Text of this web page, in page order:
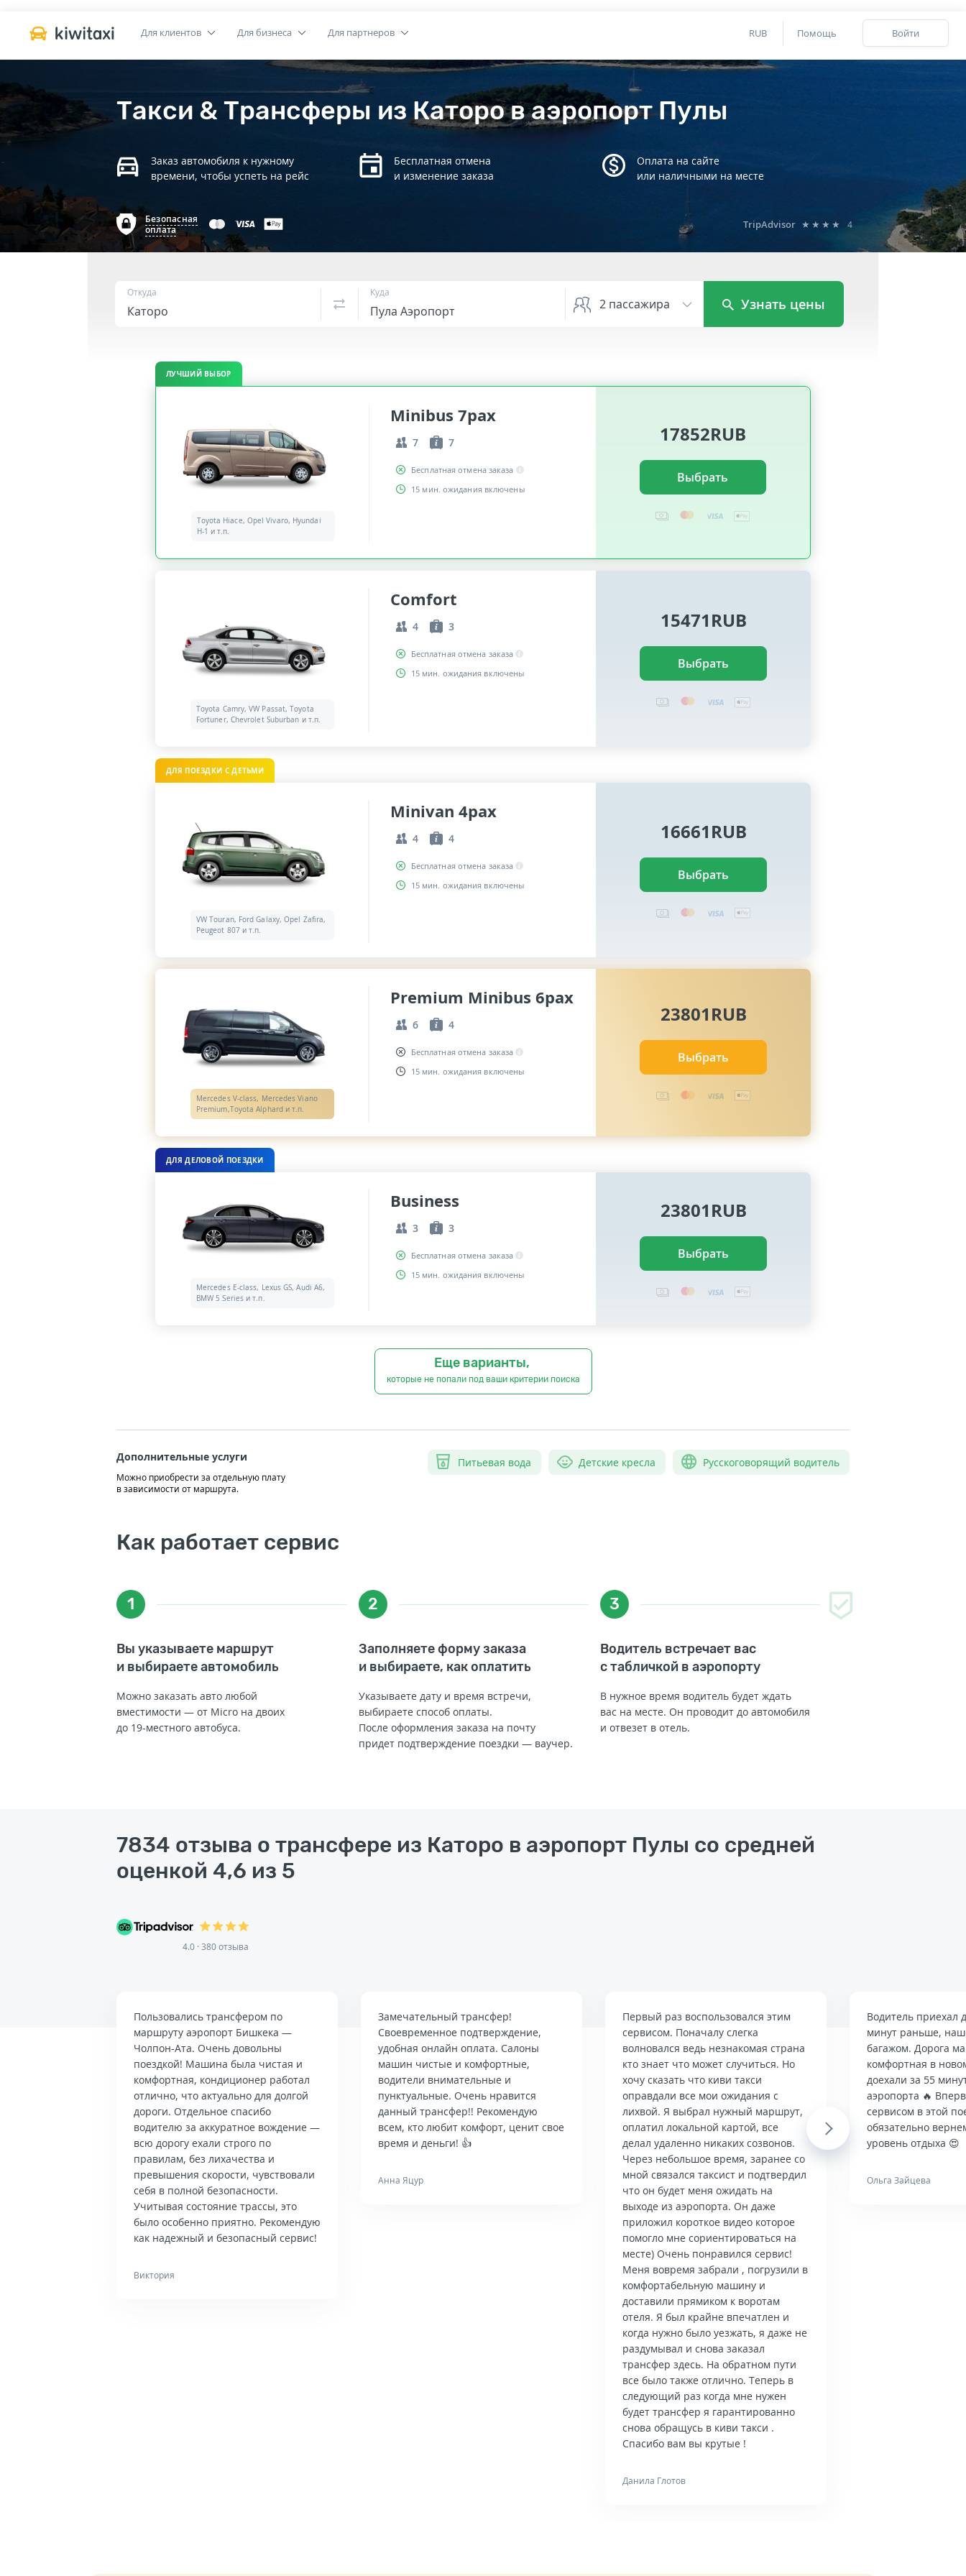
RUB Помощь Войти
Для клиентов Для бизнеса Для партнеров
Такси & Трансферы из Каторо в аэропорт Пулы
Заказ автомобиля к нужному
времени, чтобы успеть на рейс
Бесплатная отмена
и изменение заказа
Оплата на сайте
или наличными на месте
Безопасная
оплата
TripAdvisor ★★★★ 4
Откуда Куда
2 пассажира Узнать цены
ЛУЧШИЙ ВЫБОР
Toyota Hiace, Opel Vivaro, Hyundai
H-1 и т.п.
Minibus 7pax
7 7
Бесплатная отмена заказа
15 мин. ожидания включены
17852RUB
Выбрать
Toyota Camry, VW Passat, Toyota
Fortuner, Chevrolet Suburban и т.п.
Comfort
4 3
Бесплатная отмена заказа
15 мин. ожидания включены
15471RUB
Выбрать
ДЛЯ ПОЕЗДКИ С ДЕТЬМИ
VW Touran, Ford Galaxy, Opel Zafira,
Peugeot 807 и т.п.
Minivan 4pax
4 4
Бесплатная отмена заказа
15 мин. ожидания включены
16661RUB
Выбрать
Mercedes V-class, Mercedes Viano
Premium,Toyota Alphard и т.п.
Premium Minibus 6pax
6 4
Бесплатная отмена заказа
15 мин. ожидания включены
23801RUB
Выбрать
ДЛЯ ДЕЛОВОЙ ПОЕЗДКИ
Mercedes E-class, Lexus GS, Audi A6,
BMW 5 Series и т.п.
Business
3 3
Бесплатная отмена заказа
15 мин. ожидания включены
23801RUB
Выбрать
Еще варианты,
которые не попали под ваши критерии поиска
Дополнительные услуги
Можно приобрести за отдельную плату
в зависимости от маршрута.
Питьевая вода Детские кресла Русскоговорящий водитель
Как работает сервис
1
Вы указываете маршрут
и выбираете автомобиль
Можно заказать авто любой
вместимости — от Micro на двоих
до 19-местного автобуса.
2
Заполняете форму заказа
и выбираете, как оплатить
Указываете дату и время встречи,
выбираете способ оплаты.
После оформления заказа на почту
придет подтверждение поездки — ваучер.
3
Водитель встречает вас
с табличкой в аэропорту
В нужное время водитель будет ждать
вас на месте. Он проводит до автомобиля
и отвезет в отель.
7834 отзыва о трансфере из Каторо в аэропорт Пулы со средней
оценкой 4,6 из 5
4.0 · 380 отзыва
Пользовались трансфером по
маршруту аэропорт Бишкека —
Чолпон-Ата. Очень довольны
поездкой! Машина была чистая и
комфортная, кондиционер работал
отлично, что актуально для долгой
дороги. Отдельное спасибо
водителю за аккуратное вождение —
всю дорогу ехали строго по
правилам, без лихачества и
превышения скорости, чувствовали
себя в полной безопасности.
Учитывая состояние трассы, это
было особенно приятно. Рекомендую
как надежный и безопасный сервис!
Виктория
Замечательный трансфер!
Своевременное подтверждение,
удобная онлайн оплата. Салоны
машин чистые и комфортные,
водители внимательные и
пунктуальные. Очень нравится
данный трансфер!! Рекомендую
всем, кто любит комфорт, ценит свое
время и деньги! 👍
Анна Яцур
Первый раз воспользовался этим
сервисом. Поначалу слегка
волновался ведь незнакомая страна
кто знает что может случиться. Но
хочу сказать что киви такси
оправдали все мои ожидания с
лихвой. Я выбрал нужный маршрут,
оплатил локальной картой, все
делал удаленно никаких созвонов.
Через небольшое время, заранее со
мной связался таксист и подтвердил
что он будет меня ожидать на
выходе из аэропорта. Он даже
приложил короткое видео которое
помогло мне сориентироваться на
месте) Очень понравился сервис!
Меня вовремя забрали , погрузили в
комфортабельную машину и
доставили прямиком к воротам
отеля. Я был крайне впечатлен и
когда нужно было уезжать, я даже не
раздумывал и снова заказал
трансфер здесь. На обратном пути
все было также отлично. Теперь в
следующий раз когда мне нужен
будет трансфер я гарантированно
снова обращусь в киви такси .
Спасибо вам вы крутые !
Данила Глотов
Водитель приехал
минут раньше,
багажом. Дорога
комфортная в
доехали за 55
аэропорта 🔥
сервисом в этой
обязательно
уровень отдыха 😍
Ольга Зайцева
Next